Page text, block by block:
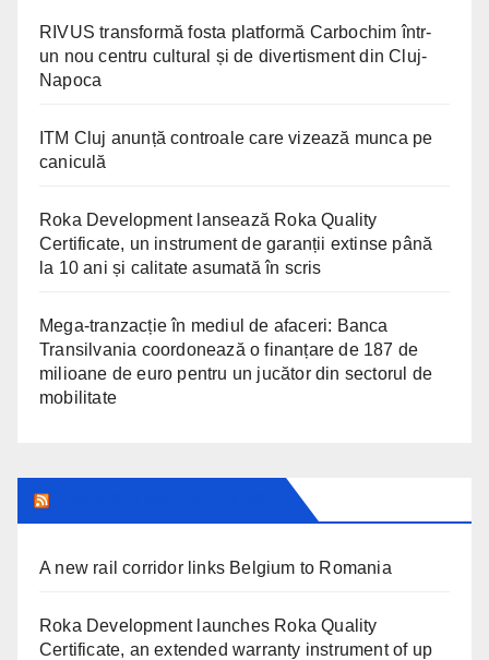
RIVUS transformă fosta platformă Carbochim într-
un nou centru cultural și de divertisment din Cluj-
Napoca
ITM Cluj anunță controale care vizează munca pe
caniculă
Roka Development lansează Roka Quality
Certificate, un instrument de garanții extinse până
la 10 ani și calitate asumată în scris
Mega-tranzacție în mediul de afaceri: Banca
Transilvania coordonează o finanțare de 187 de
milioane de euro pentru un jucător din sectorul de
mobilitate
A new rail corridor links Belgium to Romania
Roka Development launches Roka Quality
Certificate, an extended warranty instrument of up